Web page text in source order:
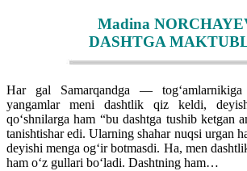
Madina
DASHTGA
Har gal Samarqandga — togʻamlarnikiga
yangamlar meni dashtlik qiz keldi,
qoʻshnilarga ham “bu dashtga tushib ketgan
tanishtishar edi. Ularning shahar nuqsi urgan
deyishi menga ogʻir botmasdi. Ha, men
ham oʻz gullari boʻladi. Dashtning ham…